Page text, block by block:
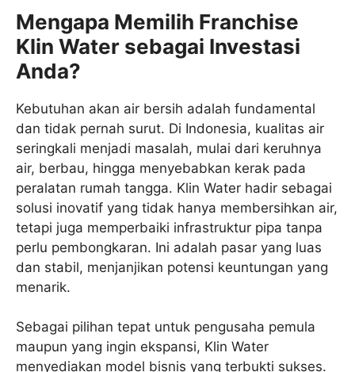
Mengapa Memilih Franchise
Klin Water sebagai Investasi
Anda?
Kebutuhan akan air bersih adalah fundamental
dan tidak pernah surut. Di Indonesia, kualitas air
seringkali menjadi masalah, mulai dari keruhnya
air, berbau, hingga menyebabkan kerak pada
peralatan rumah tangga. Klin Water hadir sebagai
solusi inovatif yang tidak hanya membersihkan air,
tetapi juga memperbaiki infrastruktur pipa tanpa
perlu pembongkaran. Ini adalah pasar yang luas
dan stabil, menjanjikan potensi keuntungan yang
menarik.
Sebagai pilihan tepat untuk pengusaha pemula
maupun yang ingin ekspansi, Klin Water
menyediakan model bisnis yang terbukti sukses.